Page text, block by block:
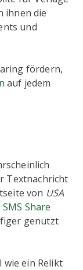
ihnen die
und
fördern,
auf jedem
Textnachricht
von USA
SMS Share
genutzt
wie ein Relikt